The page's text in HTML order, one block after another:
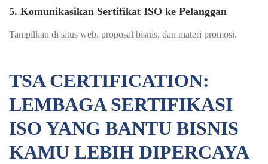
5. Komunikasikan Sertifikat ISO ke Pelanggan
Tampilkan di situs web, proposal bisnis, dan materi promosi.
TSA CERTIFICATION:
LEMBAGA SERTIFIKASI
ISO YANG BANTU BISNIS
KAMU LEBIH DIPERCAYA